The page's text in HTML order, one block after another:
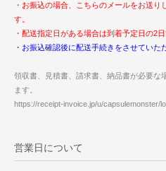
・お振込の場合、こちらのメールをお送
す。
・配送指定日がある場合は到着予定日の2
・お振込確認後に配送手続きをさせていた
領収書、見積書、請求書、納品書が必要な
ます。
https://receipt-invoice.jp/u/capsulemonster/
営業日について